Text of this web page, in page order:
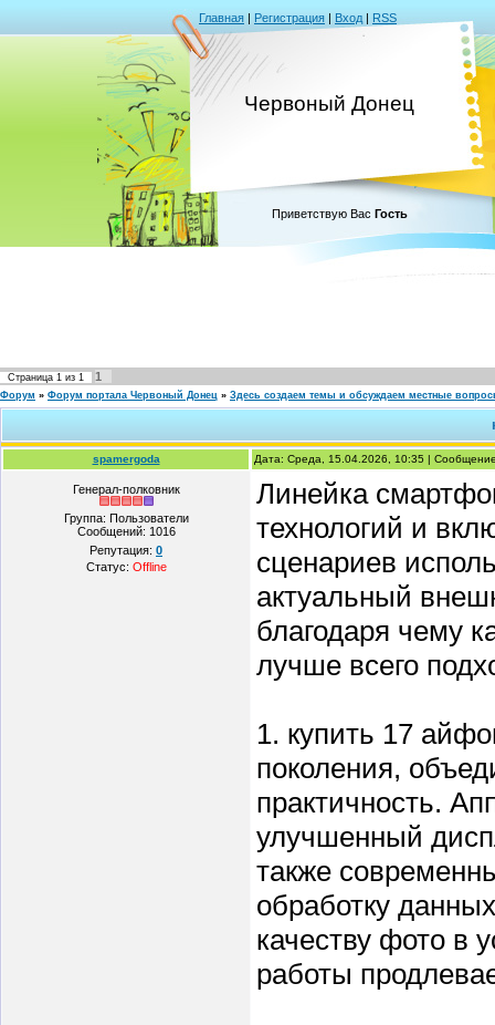
Главная | Регистрация | Вход | RSS
Червоный Донец
Приветствую Вас Гость
Страница 1 из 1 1
Форум » Форум портала Червоный Донец » Здесь создаем темы и обсуждаем местные
spamergoda Дата: Среда, 15.04.2026, 10:35 |
Генерал-полковник
Группа: Пользователи
Сообщений: 1016
Репутация: 0
Статус: Offline
Линейка
технологий и
сценариев
актуальный
благодаря чему
лучше всего
1. купить 17
поколения,
практичность.
улучшенный
также
обработку
качеству фото в
работы